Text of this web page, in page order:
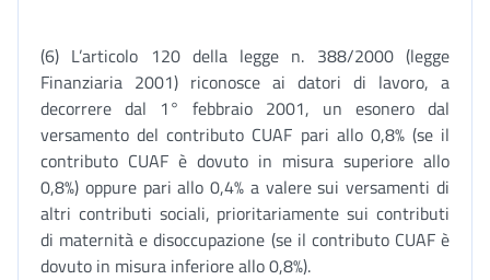
(6) L’articolo 120 della legge n. 388/2000 (legge
Finanziaria 2001) riconosce ai datori di lavoro, a
decorrere dal 1° febbraio 2001, un esonero dal
versamento del contributo CUAF pari allo 0,8% (se il
contributo CUAF è dovuto in misura superiore allo
0,8%) oppure pari allo 0,4% a valere sui versamenti di
altri contributi sociali, prioritariamente sui contributi
di maternità e disoccupazione (se il contributo CUAF è
dovuto in misura inferiore allo 0,8%).